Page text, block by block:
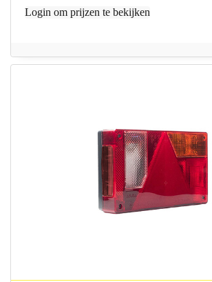
Login om prijzen te bekijken